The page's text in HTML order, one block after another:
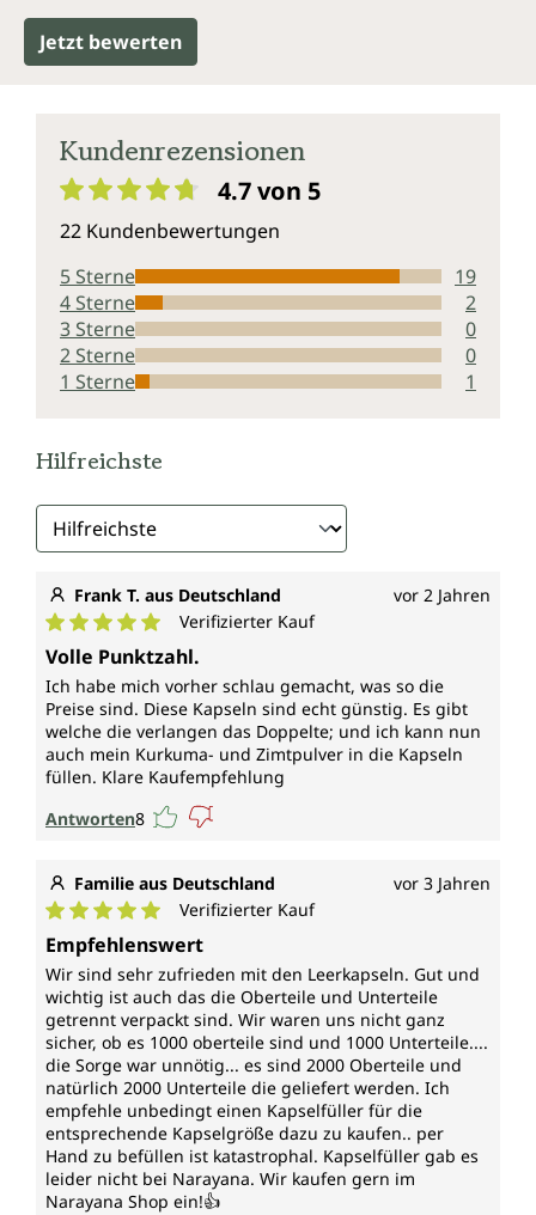
Jetzt bewerten
Kundenrezensionen
4.7 von 5
22 Kundenbewertungen
5 Sterne
19
4 Sterne
2
3 Sterne
0
2 Sterne
0
1 Sterne
1
Hilfreichste
Frank T. aus Deutschland vor 2 Jahren
Durchschnittliche Bewertung von 5 von 5 Sternen
Verifizierter Kauf
Volle Punktzahl.
Ich habe mich vorher schlau gemacht, was so die
Preise sind. Diese Kapseln sind echt günstig. Es gibt
welche die verlangen das Doppelte; und ich kann nun
auch mein Kurkuma- und Zimtpulver in die Kapseln
füllen. Klare Kaufempfehlung
Antworten8
Familie aus Deutschland vor 3 Jahren
Durchschnittliche Bewertung von 5 von 5 Sternen
Verifizierter Kauf
Empfehlenswert
Wir sind sehr zufrieden mit den Leerkapseln. Gut und
wichtig ist auch das die Oberteile und Unterteile
getrennt verpackt sind. Wir waren uns nicht ganz
sicher, ob es 1000 oberteile sind und 1000 Unterteile....
die Sorge war unnötig... es sind 2000 Oberteile und
natürlich 2000 Unterteile die geliefert werden. Ich
empfehle unbedingt einen Kapselfüller für die
entsprechende Kapselgröße dazu zu kaufen.. per
Hand zu befüllen ist katastrophal. Kapselfüller gab es
leider nicht bei Narayana. Wir kaufen gern im
Narayana Shop ein!👍